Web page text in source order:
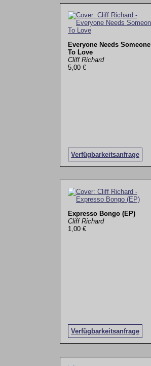
Everyone Needs Someone
To Love
Cliff Richard
5,00 €
Verfügbarkeitsanfrage
Expresso Bongo (EP)
Cliff Richard
1,00 €
Verfügbarkeitsanfrage